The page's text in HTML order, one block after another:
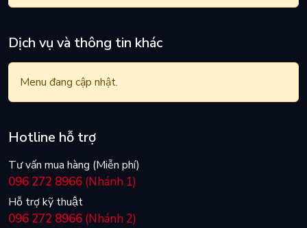
Dịch vụ và thông tin khác
Menu đang cập nhật.
Hotline hỗ trợ
Tư vấn mua hàng (Miễn phí)
096 272 8966 (Nhánh 1)
Hỗ trợ kỹ thuật
096 272 8966 (Nhánh 2)